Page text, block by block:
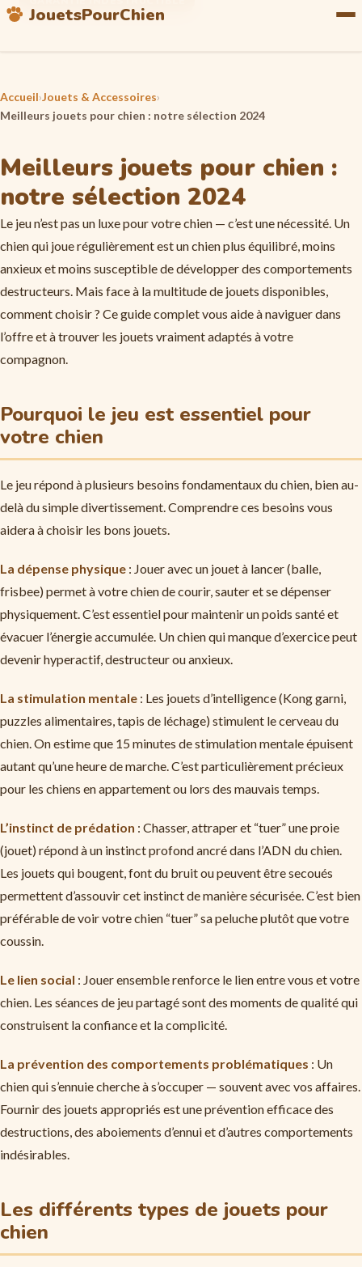
JouetsPourChien
Accueil›Jouets & Accessoires›
Meilleurs jouets pour chien : notre sélection 2024
Meilleurs jouets pour chien :
notre sélection 2024
Le jeu n’est pas un luxe pour votre chien — c’est une nécessité. Un
chien qui joue régulièrement est un chien plus équilibré, moins
anxieux et moins susceptible de développer des comportements
destructeurs. Mais face à la multitude de jouets disponibles,
comment choisir ? Ce guide complet vous aide à naviguer dans
l’offre et à trouver les jouets vraiment adaptés à votre
compagnon.
Pourquoi le jeu est essentiel pour
votre chien
Le jeu répond à plusieurs besoins fondamentaux du chien, bien au-
delà du simple divertissement. Comprendre ces besoins vous
aidera à choisir les bons jouets.
La dépense physique : Jouer avec un jouet à lancer (balle,
frisbee) permet à votre chien de courir, sauter et se dépenser
physiquement. C’est essentiel pour maintenir un poids santé et
évacuer l’énergie accumulée. Un chien qui manque d’exercice peut
devenir hyperactif, destructeur ou anxieux.
La stimulation mentale : Les jouets d’intelligence (Kong garni,
puzzles alimentaires, tapis de léchage) stimulent le cerveau du
chien. On estime que 15 minutes de stimulation mentale épuisent
autant qu’une heure de marche. C’est particulièrement précieux
pour les chiens en appartement ou lors des mauvais temps.
L’instinct de prédation : Chasser, attraper et “tuer” une proie
(jouet) répond à un instinct profond ancré dans l’ADN du chien.
Les jouets qui bougent, font du bruit ou peuvent être secoués
permettent d’assouvir cet instinct de manière sécurisée. C’est bien
préférable de voir votre chien “tuer” sa peluche plutôt que votre
coussin.
Le lien social : Jouer ensemble renforce le lien entre vous et votre
chien. Les séances de jeu partagé sont des moments de qualité qui
construisent la confiance et la complicité.
La prévention des comportements problématiques : Un
chien qui s’ennuie cherche à s’occuper — souvent avec vos affaires.
Fournir des jouets appropriés est une prévention efficace des
destructions, des aboiements d’ennui et d’autres comportements
indésirables.
Les différents types de jouets pour
chien